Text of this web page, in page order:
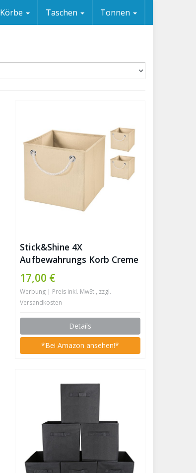
Körbe Taschen Tonnen
Stick&Shine 4X
Aufbewahrungs Korb Creme
Faltbox 15 x 15 x 15 cm
Regalkorb faltbar mit
Kordel
17,00 €
Werbung | Preis inkl. MwSt., zzgl.
Versandkosten
Details
*Bei Amazon ansehen!*